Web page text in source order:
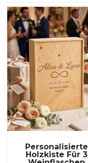
Personalisierte
Holzkiste Für 3